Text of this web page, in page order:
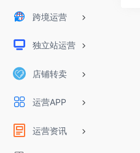
跨境运营
独立站运营
店铺转卖
运营APP
运营资讯